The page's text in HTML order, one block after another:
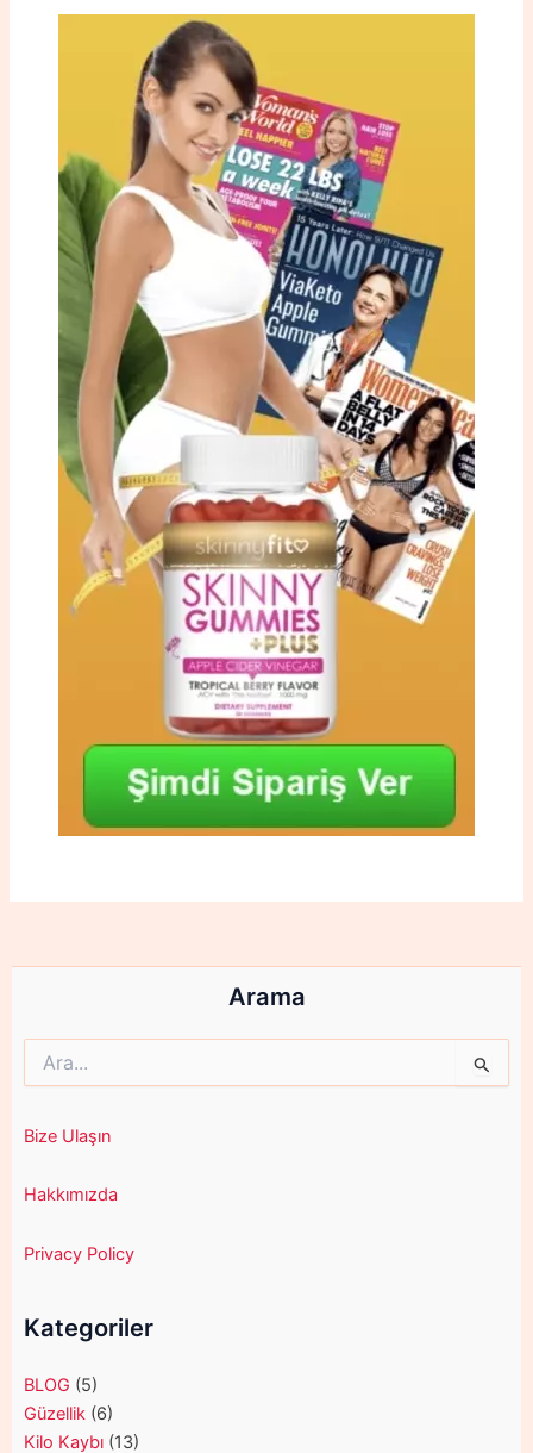
Arama
for:
Bize Ulaşın
Hakkımızda
Privacy Policy
Kategoriler
BLOG (5)
Güzellik (6)
Kilo Kaybı (13)